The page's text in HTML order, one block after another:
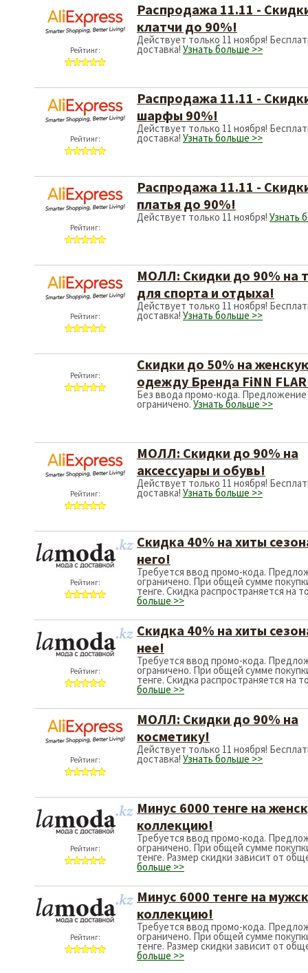
Рейтинг:
клатчи до 90%!
Действует только 11
доставка!Узнать
Рейтинг:
шарфы 90%!
Действует только 11
доставка!Узнать
Рейтинг:
платья до 90%!
Действует только 11
Рейтинг:
для спорта и
Действует только 11
доставка!Узнать
одежду Бренда
Без ввода промо-
ограничено.Узнать
Рейтинг:
аксессуары и
Действует только 11
доставка!Узнать
Рейтинг:
него!
тенге. Скидка
больше >>
Рейтинг:
нее!
тенге. Скидка
больше >>
Рейтинг:
косметику!
Действует только 11
доставка!Узнать
Рейтинг:
коллекцию!
Требуется ввод
ограничено. При
тенге. Размер
больше >>
Рейтинг:
коллекцию!
Требуется ввод
ограничено. При
тенге. Размер
больше >>